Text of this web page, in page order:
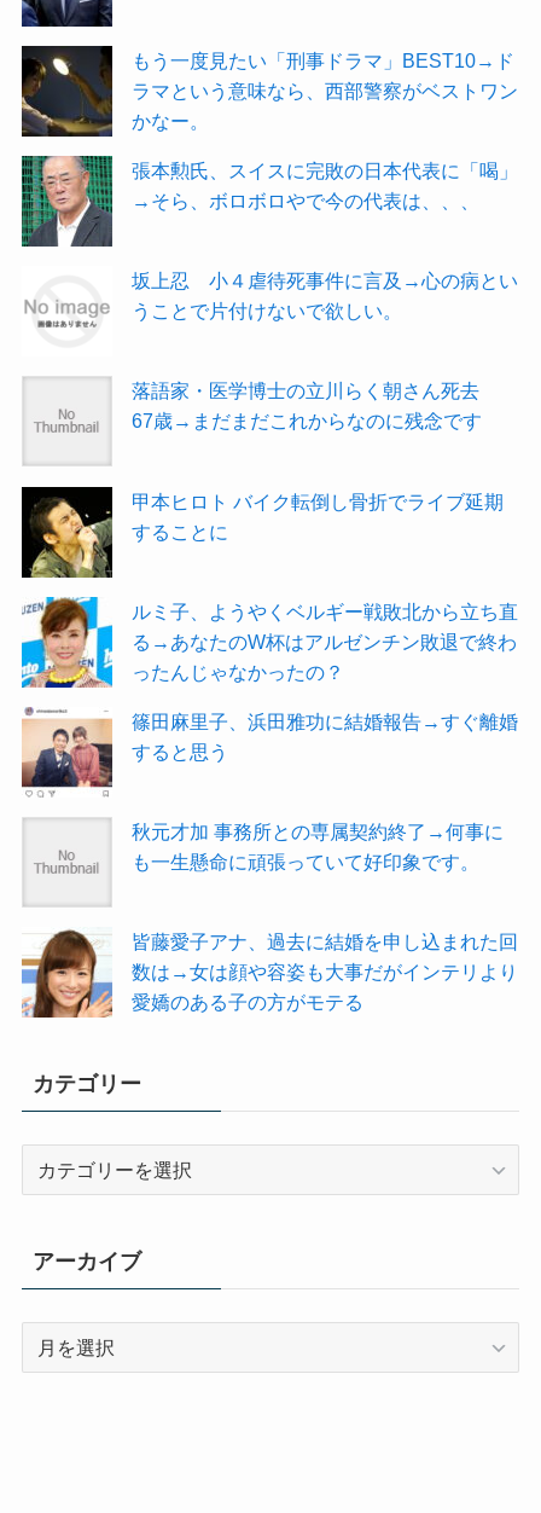
もう一度見たい「刑事ドラマ」BEST10→ド
ラマという意味なら、西部警察がベストワン
かなー。
張本勲氏、スイスに完敗の日本代表に「喝」
→そら、ボロボロやで今の代表は、、、
坂上忍 小４虐待死事件に言及→心の病とい
うことで片付けないで欲しい。
落語家・医学博士の立川らく朝さん死去
67歳→まだまだこれからなのに残念です
甲本ヒロト バイク転倒し骨折でライブ延期
することに
ルミ子、ようやくベルギー戦敗北から立ち直
る→あなたのW杯はアルゼンチン敗退で終わ
ったんじゃなかったの？
篠田麻里子、浜田雅功に結婚報告→すぐ離婚
すると思う
秋元才加 事務所との専属契約終了→何事に
も一生懸命に頑張っていて好印象です。
皆藤愛子アナ、過去に結婚を申し込まれた回
数は→女は顔や容姿も大事だがインテリより
愛嬌のある子の方がモテる
カテゴリー
リ
ー
アーカイブ